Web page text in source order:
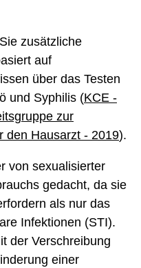
zusätzliche
auf
über das Testen
und Syphilis (KCE -
zur
den Hausarzt - 2019).
von sexualisierter
gedacht, da sie
als nur das
Infektionen (STI).
der Verschreibung
einer